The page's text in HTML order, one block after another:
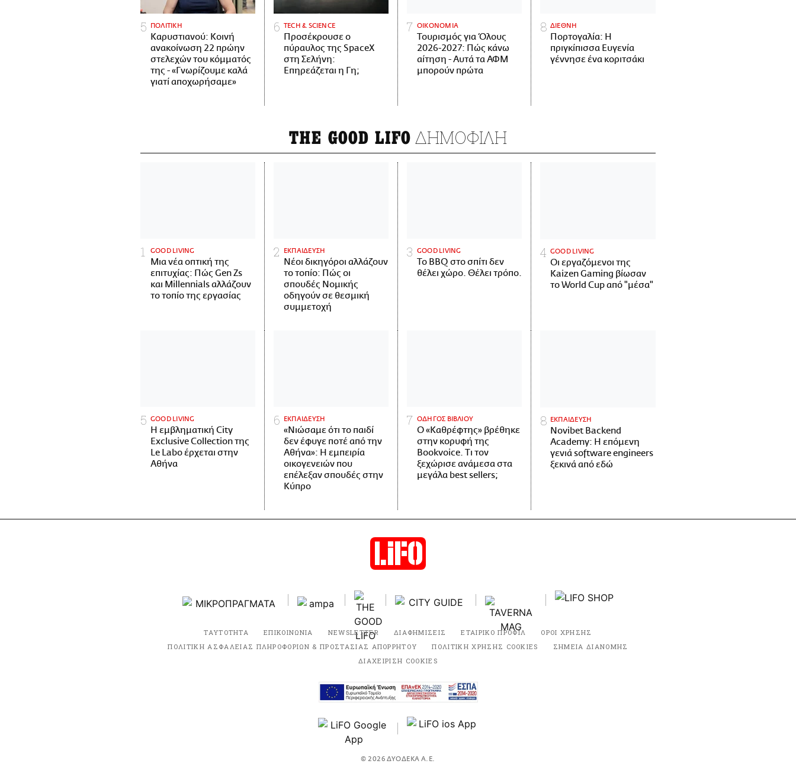
ΠΟΛΙΤΙΚΗ
Καρυστιανού: Κοινή
ανακοίνωση 22 πρώην
στελεχών του κόμματός
της - «Γνωρίζουμε καλά
γιατί αποχωρήσαμε»
ΤECH & SCIENCE
Προσέκρουσε ο
πύραυλος της SpaceX
στη Σελήνη:
Επηρεάζεται η Γη;
ΟΙΚΟΝΟΜΙΑ
Τουρισμός για Όλους
2026-2027: Πώς κάνω
αίτηση - Αυτά τα ΑΦΜ
μπορούν πρώτα
ΔΙΕΘΝΗ
Πορτογαλία: Η
πριγκίπισσα Ευγενία
γέννησε ένα κοριτσάκι
THE GOOD LIFO ΔΗΜΟΦΙΛΗ
GOOD LIVING
Μια νέα οπτική της
επιτυχίας: Πώς Gen Zs
και Millennials αλλάζουν
το τοπίο της εργασίας
ΕΚΠΑΙΔΕΥΣΗ
Νέοι δικηγόροι αλλάζουν
το τοπίο: Πώς οι
σπουδές Νομικής
οδηγούν σε θεσμική
συμμετοχή
GOOD LIVING
Το BBQ στο σπίτι δεν
θέλει χώρο. Θέλει τρόπο.
GOOD LIVING
Οι εργαζόμενοι της
Kaizen Gaming βίωσαν
το World Cup από "μέσα"
GOOD LIVING
Η εμβληματική City
Exclusive Collection της
Le Labo έρχεται στην
Αθήνα
ΕΚΠΑΙΔΕΥΣΗ
«Νιώσαμε ότι το παιδί
δεν έφυγε ποτέ από την
Αθήνα»: Η εμπειρία
οικογενειών που
επέλεξαν σπουδές στην
Κύπρο
ΟΔΗΓΟΣ ΒΙΒΛΙΟΥ
Ο «Καθρέφτης» βρέθηκε
στην κορυφή της
Bookvoice. Τι τον
ξεχώρισε ανάμεσα στα
μεγάλα best sellers;
ΕΚΠΑΙΔΕΥΣΗ
Novibet Backend
Academy: Η επόμενη
γενιά software engineers
ξεκινά από εδώ
ΤΑΥΤΟΤΗΤΑ ΕΠΙΚΟΙΝΩΝΙΑ NEWSLETTER ΔΙΑΦΗΜΙΣΕΙΣ ΕΤΑΙΡΙΚΟ ΠΡΟΦΙΛ
ΟΡΟΙ ΧΡΗΣΗΣ
ΠΟΛΙΤΙΚΗ ΑΣΦΑΛΕΙΑΣ ΠΛΗΡΟΦΟΡΙΩΝ & ΠΡΟΣΤΑΣΙΑΣ ΑΠΟΡΡΗΤΟΥ
ΠΟΛΙΤΙΚΗ ΧΡΗΣΗΣ COOKIES
ΣΗΜΕΙΑ ΔΙΑΝΟΜΗΣ
ΔΙΑΧΕΙΡΙΣΗ COOKIES
© 2026 ΔΥΟΔΕΚΑ Α.Ε.